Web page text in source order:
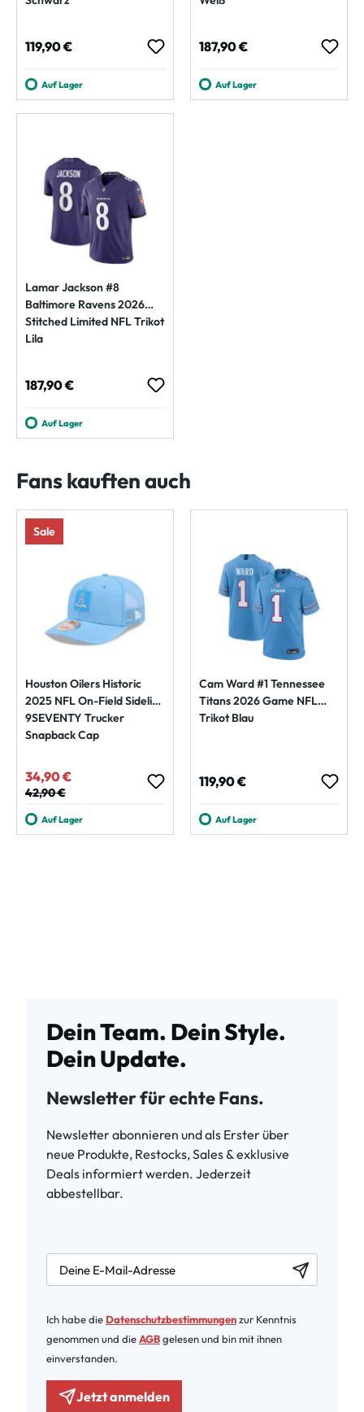
Regulärer Preis:
119,90 €
Auf Lager
Regulärer Preis:
187,90 €
Auf Lager
Lamar Jackson #8
Baltimore Ravens 2026
Stitched Limited NFL Trikot
Lila
Regulärer Preis:
187,90 €
Auf Lager
Fans kauften auch
Sale
Houston Oilers Historic
2025 NFL On-Field Sideline
9SEVENTY Trucker
Snapback Cap
Verkaufspreis:
34,90 €
Regulärer Preis:
42,90 €
Auf Lager
Cam Ward #1 Tennessee
Titans 2026 Game NFL
Trikot Blau
Regulärer Preis:
119,90 €
Auf Lager
Dein Team. Dein Style.
Dein Update.
Newsletter für echte Fans.
Newsletter abonnieren und als Erster über
neue Produkte, Restocks, Sales & exklusive
Deals informiert werden. Jederzeit
abbestellbar.
newsletter.labelEmail
Ich habe die Datenschutzbestimmungenzur Kenntnis
genommen und dieAGBgelesen und bin mit ihnen
einverstanden.
Jetzt anmelden